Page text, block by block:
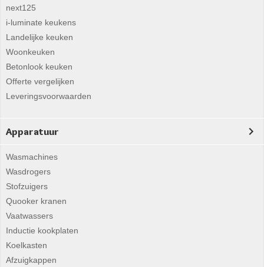
next125
i-luminate keukens
Landelijke keuken
Woonkeuken
Betonlook keuken
Offerte vergelijken
Leveringsvoorwaarden
Apparatuur
Wasmachines
Wasdrogers
Stofzuigers
Quooker kranen
Vaatwassers
Inductie kookplaten
Koelkasten
Afzuigkappen